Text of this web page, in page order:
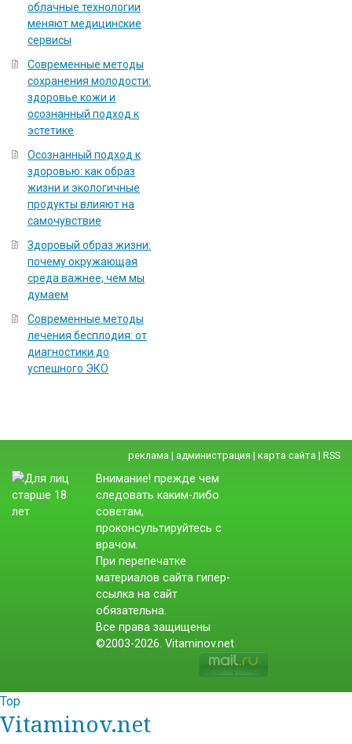
облачные технологии
меняют медицинские
сервисы
Современные методы
сохранения молодости:
здоровье кожи и
осознанный подход к
эстетике
Осознанный подход к
здоровью: как образ
жизни и экологичные
продукты влияют на
самочувствие
Здоровый образ жизни:
почему окружающая
среда важнее, чем мы
думаем
Современные методы
лечения бесплодия: от
диагностики до
успешного ЭКО
реклама | администрация | карта сайта | RSS
Внимание! прежде чем
следовать каким-либо
советам,
проконсультируйтесь с
врачом.
При перепечатке
материалов сайта гипер-
ссылка на сайт
обязательна.
Все права защищены
©2003-2026. Vitaminov.net
Top
Vitaminov.net